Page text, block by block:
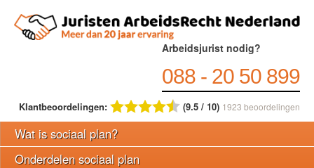
Arbeidsjurist nodig?
088 - 20 50 899
Klantbeoordelingen: (9.5 / 10) 1923 beoordelingen
Wat is sociaal plan?
Onderdelen sociaal plan